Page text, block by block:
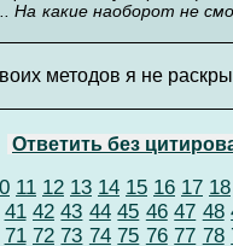
На какие наоборот не
методов я не
Ответить без
11 12 13 14 15 16 17 18
41 42 43 44 45 46 47 48
71 72 73 74 75 76 77 78